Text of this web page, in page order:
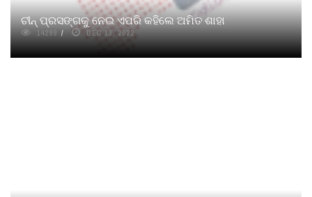
ଚୀନ୍‌ ପ୍ରସଙ୍ଗକୁ ନେଇ ଏପରି କହିଲେ ଅମିତ ଶାହା
14299 DEC 13, 2022